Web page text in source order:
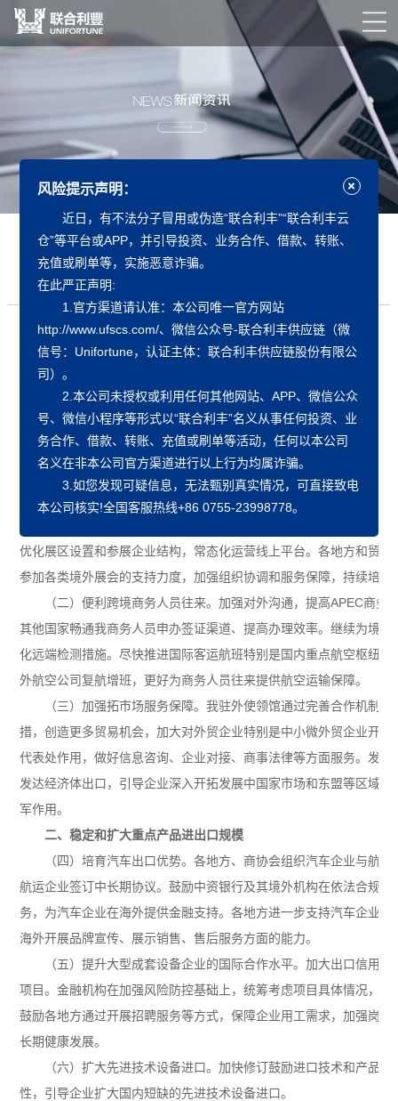
国务院办公厅关于推动外贸稳规模优结构的意见
发布日期：
各省、自治区、直辖市人民政府，国务院各部委、各直属机构：
外贸是国民经济的重要组成部分，推动外贸稳规模优结构，对
高质量发展具有重要支撑作用。为全面贯彻落实党的二十大精神，
实现进出口促稳提质目标任务，经国务院同意，现提出以下意见：
一、强化贸易促进拓展市场
（一）优化重点展会供采对接。
优化展区设置和参展企业结构，常态化运营线上平台。各地方和贸
参加各类境外展会的支持力度，加强组织协调和服务保障，持续培
（二）便利跨境商务人员往来。 加强对外沟通，提高APEC商务
其他国家畅通我商务人员申办签证渠道、提高办理效率。继续为境
化远端检测措施。尽快推进国际客运航班特别是国内重点航空枢纽
外航空公司复航增班，更好为商务人员往来提供航空运输保障。
（三）加强拓市场服务保障。 我驻外使领馆通过完善合作机制
措，创造更多贸易机会，加大对外贸企业特别是中小微外贸企业开
代表处作用，做好信息咨询、企业对接、商事法律等方面服务。发
发达经济体出口，引导企业深入开拓发展中国家市场和东盟等区域
军作用。
二、稳定和扩大重点产品进出口规模
（四）培育汽车出口优势。 各地方、商协会组织汽车企业与航
航运企业签订中长期协议。鼓励中资银行及其境外机构在依法合规
务，为汽车企业在海外提供金融支持。各地方进一步支持汽车企业
海外开展品牌宣传、展示销售、售后服务方面的能力。
（五）提升大型成套设备企业的国际合作水平。 加大出口信用保
项目。金融机构在加强风险防控基础上，统筹考虑项目具体情况，
鼓励各地方通过开展招聘服务等方式，保障企业用工需求，加强岗
长期健康发展。
（六）扩大先进技术设备进口。 加快修订鼓励进口技术和产品
性，引导企业扩大国内短缺的先进技术设备进口。
风险提示声明：
近日，有不法分子冒用或伪造“联合利丰”“联合利丰云
仓”等平台或APP，并引导投资、业务合作、借款、转账、
充值或刷单等，实施恶意诈骗。
在此严正声明:
1.官方渠道请认准：本公司唯一官方网站
http://www.ufscs.com/、微信公众号-联合利丰供应链（微
信号：Unifortune，认证主体：联合利丰供应链股份有限公
司）。
2.本公司未授权或利用任何其他网站、APP、微信公众
号、微信小程序等形式以“联合利丰”名义从事任何投资、业
务合作、借款、转账、充值或刷单等活动，任何以本公司
名义在非本公司官方渠道进行以上行为均属诈骗。
3.如您发现可疑信息，无法甄别真实情况，可直接致电
本公司核实!全国客服热线+86 0755-23998778。